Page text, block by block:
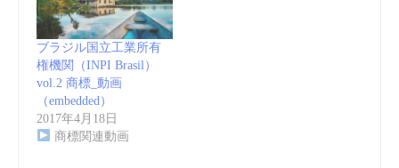
ブラジル国立工業所有
権機関（INPI Brasil）
vol.2 商標_動画
（embedded）
2017年4月18日
商標関連動画